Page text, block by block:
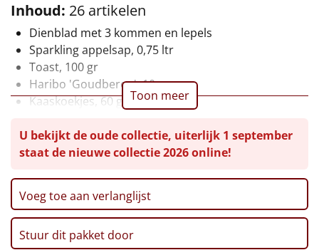
Vrouwen
Duurzaam
Leuke
Goedkope
Uniek
Alle thema's
Artikel
Inhoud: 26 artikelen
Dienblad met 3 kommen en lepels
Sparkling appelsap, 0,75 ltr
Toast, 100 gr
Haribo 'Goudberen', 10 gr
Kaaskoekjes, 60 gr
Haverkoeken, 135 gr
Zwarte thee, 18 st
Karamel stroop, 110 gr
Stroopwafel, 64 gr, 2 st
Chocolate Chip cookies, 150 gr
Twix, 50 gr
Toon meer
U bekijkt de oude collectie, uiterlijk 1 september
staat de nieuwe collectie 2026 online!
Voeg toe aan verlanglijst
Stuur dit pakket door